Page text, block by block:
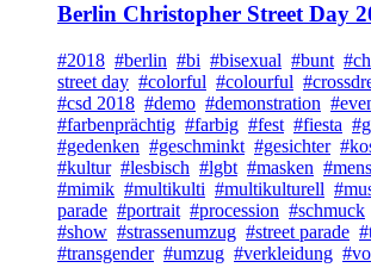
Berlin Christopher Street Day
#2018 #berlin #bi #bisexual #bunt
street day #colorful #colourful
#csd 2018 #demo #demonstration
#farbenprächtig #farbig #fest #fiesta
#gedenken #geschminkt #gesichter
#kultur #lesbisch #lgbt #masken
#mimik #multikulti #multikulturell
parade #portrait #procession #schmuck
#show #strassenumzug #street parade
#transgender #umzug #verkleidung